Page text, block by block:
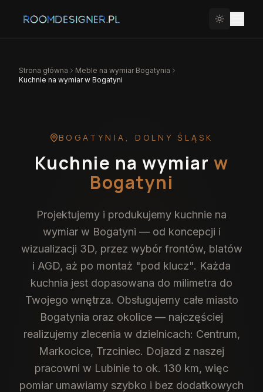
Strona główna Meble na wymiar Bogatynia
Kuchnie na wymiar w Bogatyni
BOGATYNIA , DOLNY ŚLĄSK
Kuchnie na wymiar w
Bogatyni
Projektujemy i produkujemy kuchnie na
wymiar w Bogatyni — od koncepcji i
wizualizacji 3D, przez wybór frontów, blatów
i AGD, aż po montaż "pod klucz". Każda
kuchnia jest dopasowana do milimetra do
Twojego wnętrza. Obsługujemy całe miasto
Bogatynia oraz okolice — najczęściej
realizujemy zlecenia w dzielnicach: Centrum,
Markocice, Trzciniec. Dojazd z naszej
pracowni w Lubinie to ok. 130 km, więc
pomiar umawiamy szybko i bez dodatkowych